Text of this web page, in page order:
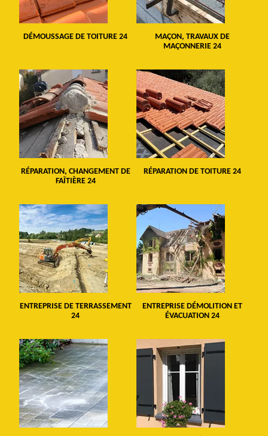
DÉMOUSSAGE DE TOITURE 24
MAÇON, TRAVAUX DE
MAÇONNERIE 24
RÉPARATION, CHANGEMENT DE
FAÎTIÈRE 24
RÉPARATION DE TOITURE 24
ENTREPRISE DE TERRASSEMENT
24
ENTREPRISE DÉMOLITION ET
ÉVACUATION 24